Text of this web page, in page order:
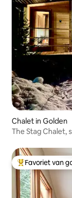
Chalet in Golden
The Stag Chalet,
Topfavoriet van
Favoriet van